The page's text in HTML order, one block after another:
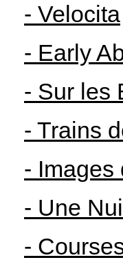
- Velocita
- Early
- Sur les
- Trains
- Images
- Une
-